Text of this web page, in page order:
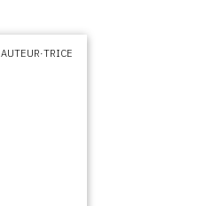
AUTEUR·TRICE